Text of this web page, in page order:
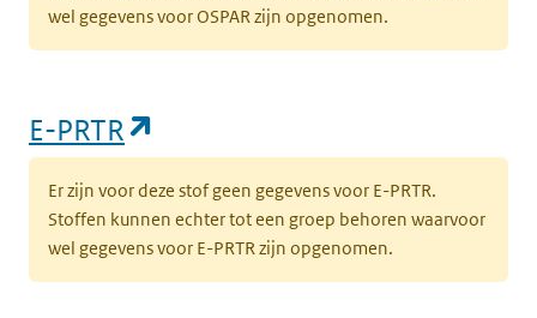
wel gegevens voor OSPAR zijn opgenomen.
E-PRTR
Er zijn voor deze stof geen gegevens voor E-PRTR.
Stoffen kunnen echter tot een groep behoren waarvoor
wel gegevens voor E-PRTR zijn opgenomen.